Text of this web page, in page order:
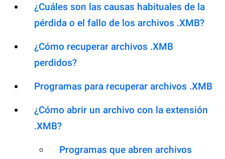
¿Cuáles son las causas habituales de la
pérdida o el fallo de los archivos .XMB?
¿Cómo recuperar archivos .XMB
perdidos?
Programas para recuperar archivos .XMB
¿Cómo abrir un archivo con la extensión
.XMB?
Programas que abren archivos